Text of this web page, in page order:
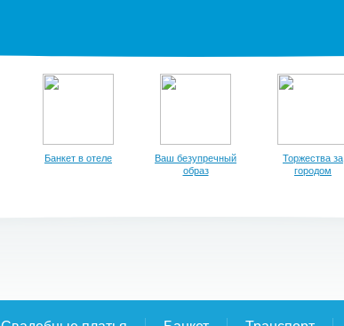
Банкет в отеле
Ваш безупречный
образ
Торжества за
городом